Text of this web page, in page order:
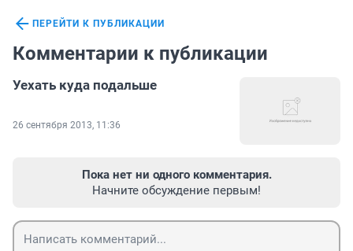
ПЕРЕЙТИ К ПУБЛИКАЦИИ
Комментарии к публикации
Уехать куда подальше
26 сентября 2013, 11:36
Пока нет ни одного комментария.
Начните обсуждение первым!